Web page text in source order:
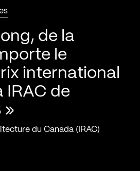
de la
le
international
IRAC de
»
du Canada (IRAC)